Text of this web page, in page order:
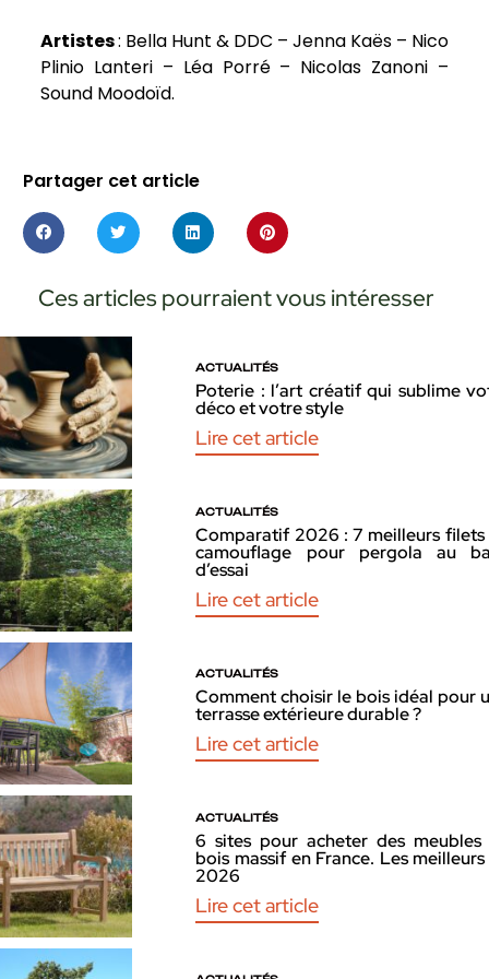
Artistes: Bella Hunt & DDC – Jenna Kaës – Nico
Plinio Lanteri – Léa Porré – Nicolas Zanoni –
Sound Moodoïd.
Partager cet article
Ces articles pourraient vous intéresser
ACTUALITÉS
Poterie : l’art créatif qui sublime
déco et votre style
Lire cet article
ACTUALITÉS
Comparatif 2026 : 7 meilleurs filets
camouflage pour pergola au
d’essai
Lire cet article
ACTUALITÉS
Comment choisir le bois idéal pour
terrasse extérieure durable ?
Lire cet article
ACTUALITÉS
6 sites pour acheter des meubles
bois massif en France. Les
2026
Lire cet article